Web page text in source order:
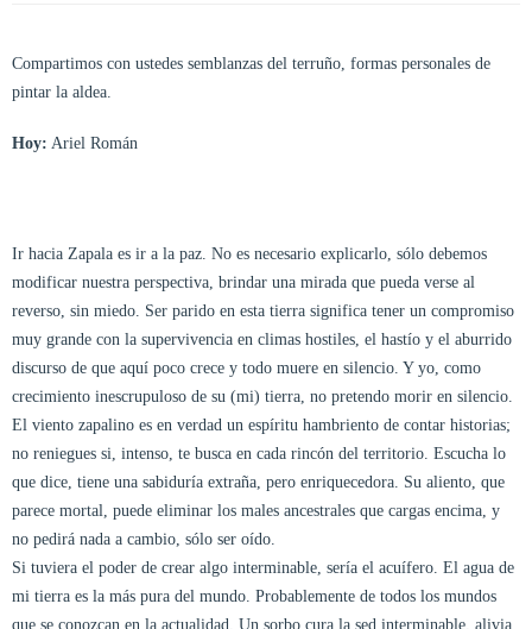
Compartimos con ustedes semblanzas del terruño, formas personales de
pintar la aldea.
Hoy: Ariel Román
Ir hacia Zapala es ir a la paz. No es necesario explicarlo, sólo debemos
modificar nuestra perspectiva, brindar una mirada que pueda verse al
reverso, sin miedo. Ser parido en esta tierra significa tener un compromiso
muy grande con la supervivencia en climas hostiles, el hastío y el aburrido
discurso de que aquí poco crece y todo muere en silencio. Y yo, como
crecimiento inescrupuloso de su (mi) tierra, no pretendo morir en silencio.
El viento zapalino es en verdad un espíritu hambriento de contar historias;
no reniegues si, intenso, te busca en cada rincón del territorio. Escucha lo
que dice, tiene una sabiduría extraña, pero enriquecedora. Su aliento, que
parece mortal, puede eliminar los males ancestrales que cargas encima, y
no pedirá nada a cambio, sólo ser oído.
Si tuviera el poder de crear algo interminable, sería el acuífero. El agua de
mi tierra es la más pura del mundo. Probablemente de todos los mundos
que se conozcan en la actualidad. Un sorbo cura la sed interminable, alivia